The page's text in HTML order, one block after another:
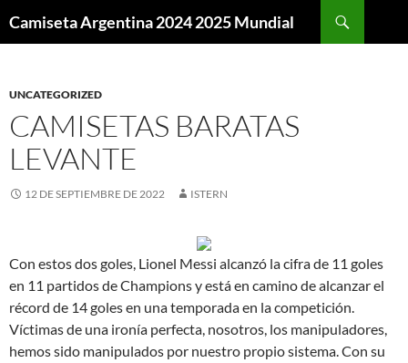
Camiseta Argentina 2024 2025 Mundial
UNCATEGORIZED
CAMISETAS BARATAS
LEVANTE
12 DE SEPTIEMBRE DE 2022 ISTERN
Con estos dos goles, Lionel Messi alcanzó la cifra de 11 goles
en 11 partidos de Champions y está en camino de alcanzar el
récord de 14 goles en una temporada en la competición.
Víctimas de una ironía perfecta, nosotros, los manipuladores,
hemos sido manipulados por nuestro propio sistema. Con su